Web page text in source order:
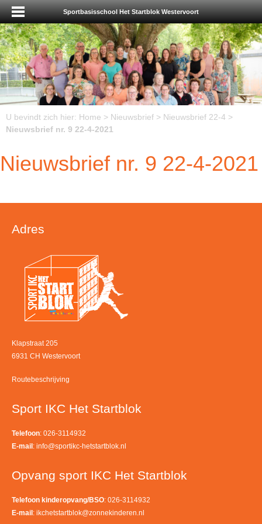
Sportbasisschool Het Startblok Westervoort
U bevindt zich hier: Home > Nieuwsbrief > Nieuwsbrief 22-4 >
Nieuwsbrief nr. 9 22-4-2021
Nieuwsbrief nr. 9 22-4-2021
Adres
Klapstraat 205
6931 CH Westervoort
Routebeschrijving
Sport IKC Het Startblok
Telefoon: 026-3114932
E-mail : info@sportikc-hetstartblok.nl
Opvang sport IKC Het Startblok
Telefoon kinderopvang/BSO: 026-3114932
E-mail : ikchetstartblok@zonnekinderen.nl